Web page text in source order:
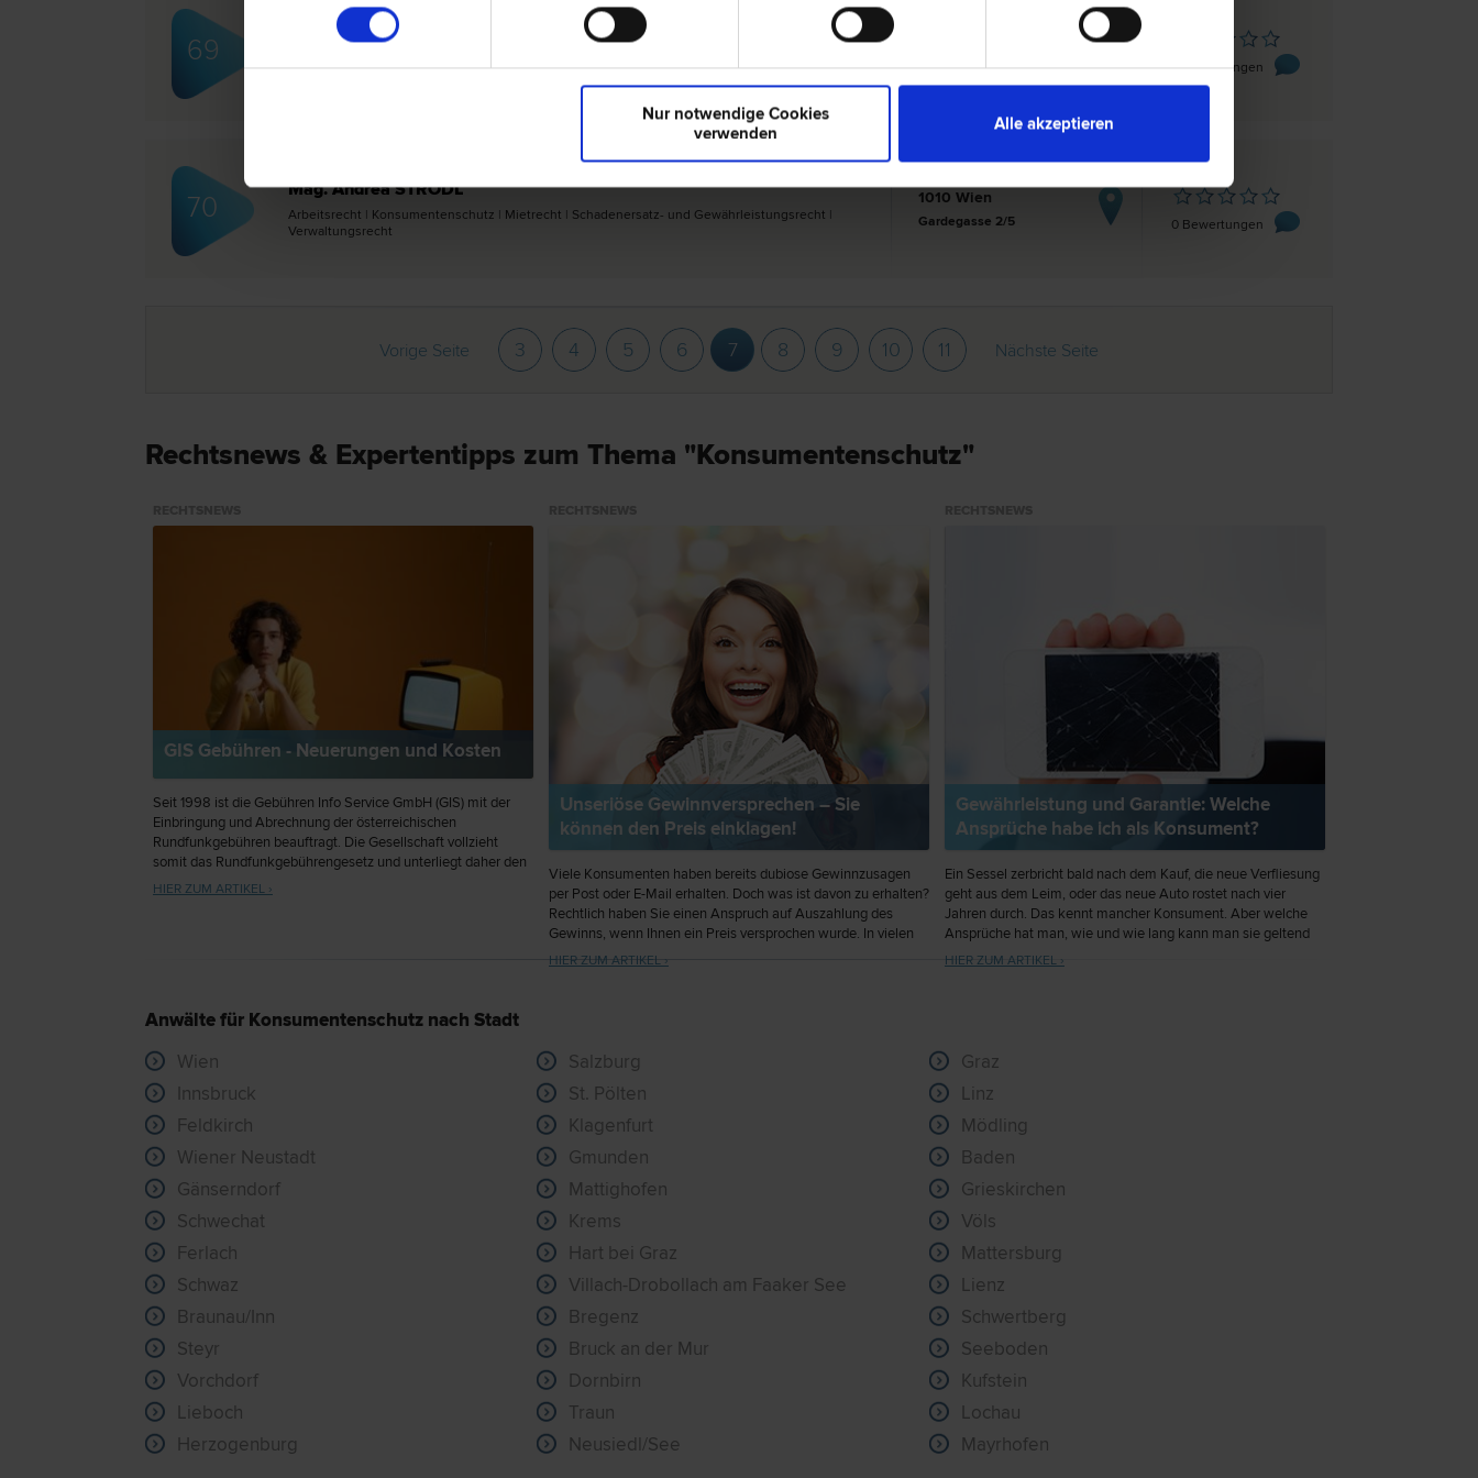
Nur notwendige Cookies
verwenden
Alle akzeptieren
69
Mag. Andrea STEINDL
Stadtplatz 5 0 Bewertungen
70
Mag. Andrea STRODL
Arbeits­recht | Konsumentenschutz | Miet­recht | Schadenersatz- und Gewährleistungs­recht |
Verwaltungs­recht
1010 Wien
Gardegasse 2/5 0 Bewertungen
Vorige Seite 3 4 5 6 7 8 9 10 11 Nächste Seite
Rechtsnews & Expertentipps zum Thema "Konsumentenschutz"
GIS Gebühren - Neuerungen und Kosten
Seit 1998 ist die Gebühren Info Service GmbH (GIS) mit der
Einbringung und Abrechnung der österreichischen
Rundfunkgebühren beauftragt. Die Gesellschaft vollzieht
somit das Rundfunkgebührengesetz und unterliegt daher den
Weisungen des Bundesministeriums für Finanzen. Seit 2001
HIER ZUM ARTIKEL ›
Unseriöse Gewinnversprechen – Sie
können den Preis einklagen!
Viele Konsumenten haben bereits dubiose Gewinnzusagen
per Post oder E-Mail erhalten. Doch was ist davon zu erhalten?
Rechtlich haben Sie einen Anspruch auf Auszahlung des
Gewinns, wenn Ihnen ein Preis versprochen wurde. In vielen
Fällen sind die betreffenden Firmen jedoch nicht leicht
HIER ZUM ARTIKEL ›
Gewährleistung und Garantie: Welche
Ansprüche habe ich als Konsument?
Ein Sessel zerbricht bald nach dem Kauf, die neue Verfliesung
geht aus dem Leim, oder das neue Auto rostet nach vier
Jahren durch. Das kennt mancher Konsument. Aber welche
Ansprüche hat man, wie und wie lang kann man sie geltend
machen? – Oft werden Gewährleistung und Garantie
HIER ZUM ARTIKEL ›
Anwälte für Konsumentenschutz nach Stadt
Wien
Salzburg
Graz
Innsbruck
St. Pölten
Linz
Feldkirch
Klagenfurt
Mödling
Wiener Neustadt
Gmunden
Baden
Gänserndorf
Mattighofen
Grieskirchen
Schwechat
Krems
Völs
Ferlach
Hart bei Graz
Mattersburg
Schwaz
Villach-Drobollach am Faaker See
Lienz
Braunau/Inn
Bregenz
Schwertberg
Steyr
Bruck an der Mur
Seeboden
Vorchdorf
Dornbirn
Kufstein
Lieboch
Traun
Lochau
Herzogenburg
Neusiedl/See Mayrhofen